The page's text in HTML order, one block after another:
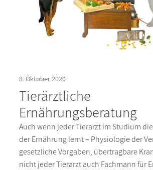
8. Oktober 2020
Tierärztliche
Ernährungsberatung
Auch wenn jeder Tierarzt im Studium
der Ernährung lernt – Physiologie der
gesetzliche Vorgaben, übertragbare
nicht jeder Tierarzt auch Fachmann für